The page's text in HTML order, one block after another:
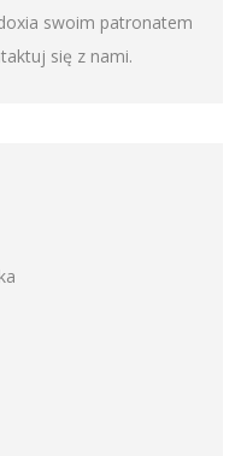
swoim patronatem
się z nami.